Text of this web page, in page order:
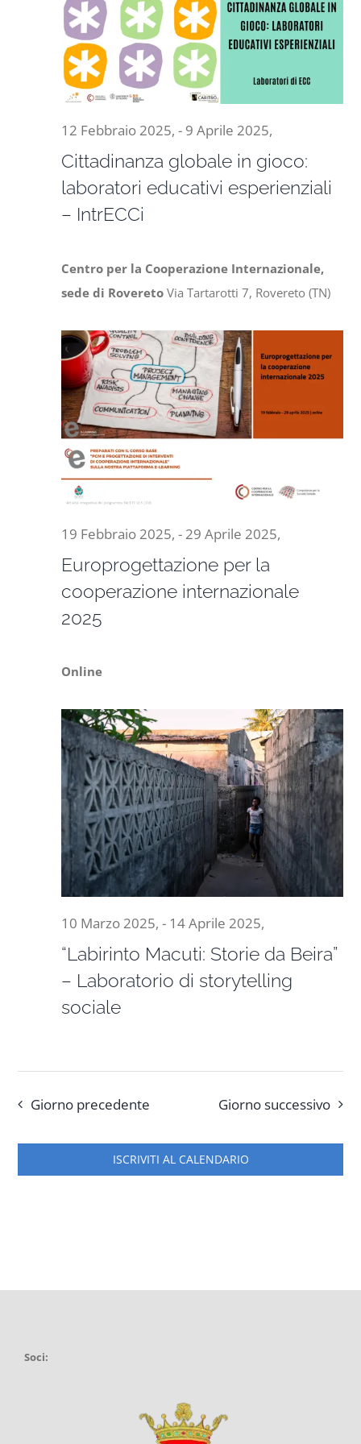
Progetti
In rete con
Chi siamo
Aprile
2025,
Cittadinanza globale in gioco:
laboratori educativi esperienziali
– IntrECCi
12 Febbraio 2025, - 9 Aprile 2025,
Centro per la Cooperazione Internazionale,
sede di RoveretoVia Tartarotti 7, Rovereto (TN)
Europrogettazione per la
cooperazione internazionale
2025
19 Febbraio 2025, - 29 Aprile 2025,
Online
“Labirinto Macuti: Storie da Beira”
– Laboratorio di storytelling
sociale
10 Marzo 2025, - 14 Aprile 2025,
Giorno precedente Giorno successivo
ISCRIVITI AL CALENDARIO
Soci: